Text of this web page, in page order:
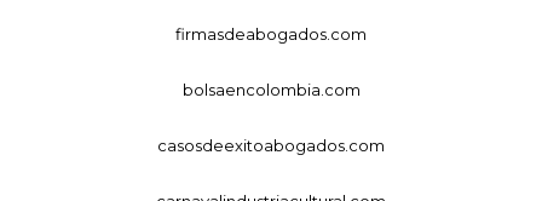
firmasdeabogados.com
bolsaencolombia.com
casosdeexitoabogados.com